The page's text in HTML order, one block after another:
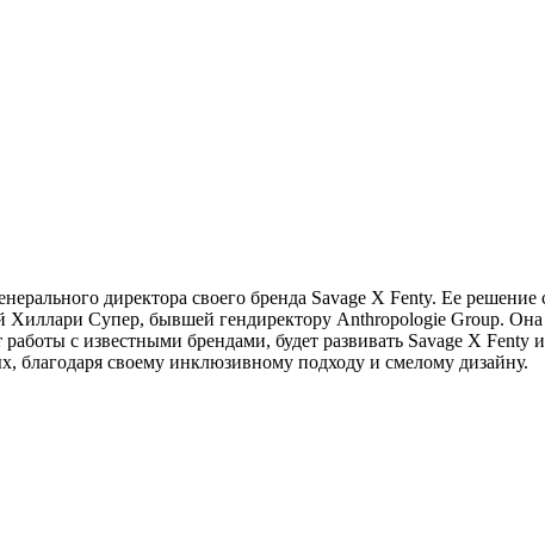
директора своего бренда Savage X Fenty. Ее
Супер, бывшей гендиректору Anthropologie Group. Она
с известными брендами, будет развивать Savage X Fenty
благодаря своему инклюзивному подходу и смелому дизайну.